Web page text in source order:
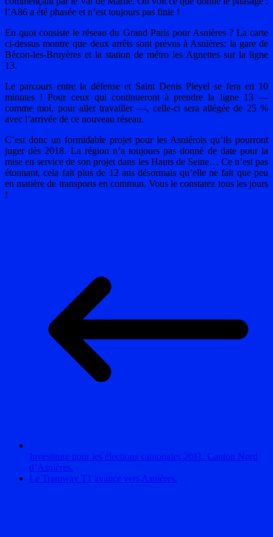
l’A86 a été phasée et n’est toujours pas finie !
En quoi consiste le réseau du Grand Paris pour Asnières ? La carte
ci-dessus montre que deux arrêts sont prévus à Asnières: la gare de
Bécon-les-Bruyères et la station de métro les Agnettes sur la ligne
13.
Le parcours entre la défense et Saint Denis Pleyel se fera en 10
minutes ! Pour ceux qui continueront à prendre la ligne 13 —
comme moi, pour aller travailler —, celle-ci sera allégée de 25 %
avec l’arrivée de ce nouveau réseau.
C’est donc un formidable projet pour les Asniérois qu’ils pourront
juger dès 2018. La région n’a toujours pas donné de date pour la
mise en service de son projet dans les Hauts de Seine… Ce n’est pas
étonnant, cela fait plus de 12 ans désormais qu’elle ne fait que peu
en matière de transports en commun. Vous le constatez tous les jours
!
Investiture pour les élections cantonales 2011. Canton Nord
d’Asnières.
Le Tramway T1 avance vers Asnières.